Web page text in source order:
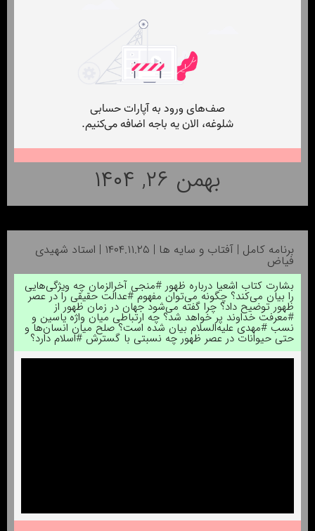
بهمن ۲۶, ۱۴۰۴
برنامه کامل | آفتاب و سایه ها | ۱۴۰۴.۱۱.۲۵ | استاد شهیدی
فیاض
بشارت کتاب اشعیا درباره ظهور #منجی آخرالزمان چه ویژگی‌هایی
را بیان می‌کند؟ چگونه می‌توان مفهوم #عدالت حقیقی را در عصر
ظهور توضیح داد؟ چرا گفته می‌شود جهان در زمان ظهور از
#معرفت خداوند پر خواهد شد؟ چه ارتباطی میان واژه یاسین و
نسب #مهدی علیه‌السلام بیان شده است؟ صلح میان انسان‌ها و
حتی حیوانات در عصر ظهور چه نسبتی با گسترش #اسلام دارد؟